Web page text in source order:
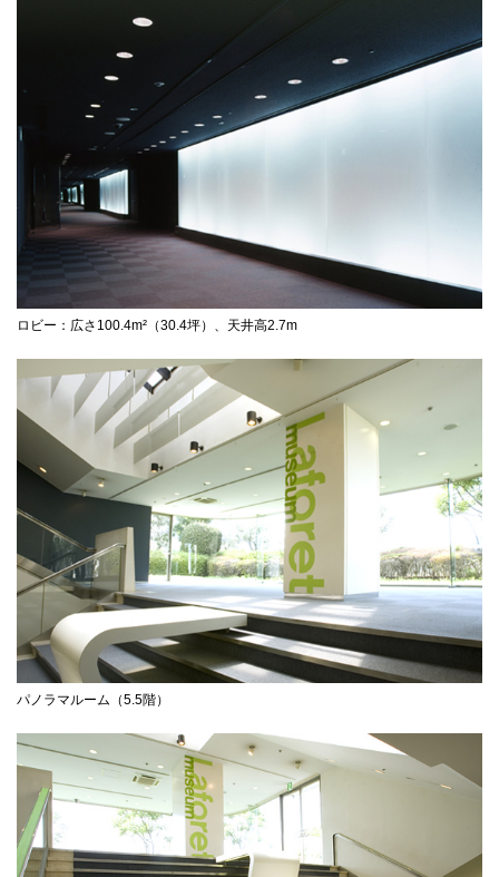
ロビー：広さ100.4m²（30.4坪）、天井高2.7m
パノラマルーム（5.5階）